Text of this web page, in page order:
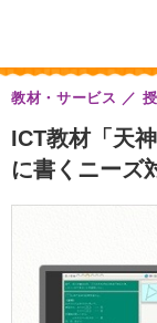
ICT教材「天
に書くニーズ
教材・サービス